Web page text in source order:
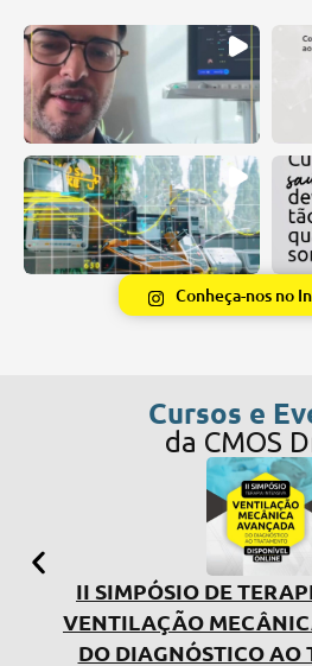
Conheça-nos no
Cursos e
da CMOS
II SIMPÓSIO DE
VENTILAÇÃO
DO DIAGNÓSTICO AO